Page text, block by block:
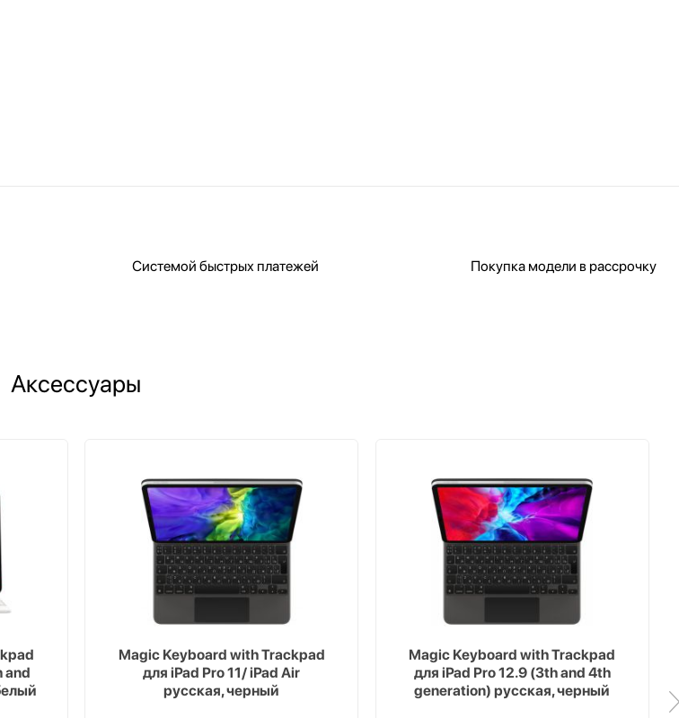
Системой быстрых платежей Покупка модели в рассрочку
Аксессуары
and
Magic Keyboard with Trackpad
для iPad Pro 11/ iPad Air
русская, черный
Magic Keyboard with Trackpad
для iPad Pro 12.9 (3th and 4th
generation) русская, черный